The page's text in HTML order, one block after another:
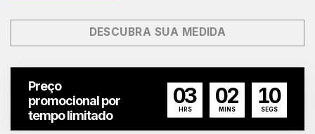
DESCUBRA SUA MEDIDA
Preço
promocional por
tempo limitado
03
HRS
02
MINS
09
SEGS